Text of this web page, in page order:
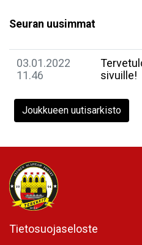
Seuran uusimmat
03.01.2022
11.46
sivuille!
Joukkueen uutisarkisto
Tietosuojaseloste